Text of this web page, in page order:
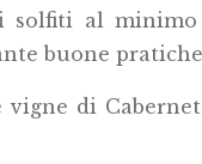
al
buone
di